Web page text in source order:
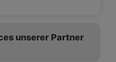
unserer Partner